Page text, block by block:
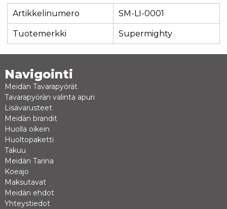
Artikkelinumero SM-LI-0001
Tuotemerkki Supermighty
Navigointi
Meidän Tavarapyörät
Tavarapyörän valinta apuri
Lisävarusteet
Meidän brandit
Huolla oikein
Huoltopaketti
Takuu
Meidän Tarina
Koeajo
Maksutavat
Meidän ehdot
Yhteystiedot